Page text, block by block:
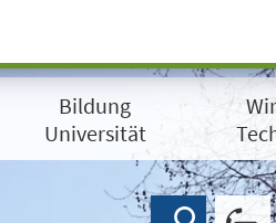
Bildung
Universität